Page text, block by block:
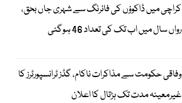
کراچی میں ڈاکوؤں کی فائرنگ سے شہری جاں بحق،
رواں سال میں اب تک کی تعداد 46 ہوگئی
وفاقی حکومت سے مذاکرات ناکام، گڈز ٹرانسپورٹرز کا
غیرمعینہ مدت تک ہڑتال کا اعلان